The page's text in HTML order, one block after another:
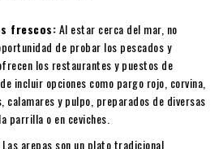
frescos:Al estar cerca del mar, no
de probar los pescados y
los restaurantes y puestos de
incluir opciones como pargo rojo, corvina,
calamares y pulpo, preparados de diversas
parrilla o en ceviches.
Las arepas son un plato tradicional